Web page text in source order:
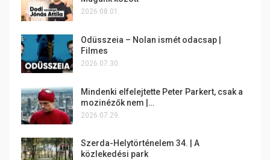
2026.08.01.
Odüsszeia – Nolan ismét odacsap |
Filmes
2026.07.30.
Mindenki elfelejtette Peter Parkert, csak a
mozinézők nem |…
2026.07.29.
Szerda-Helytörténelem 34. | A
közlekedési park